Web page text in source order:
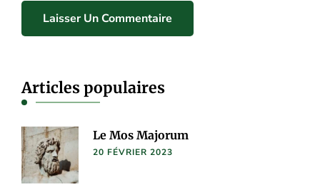
Articles populaires
Le Mos Majorum
20 FÉVRIER 2023